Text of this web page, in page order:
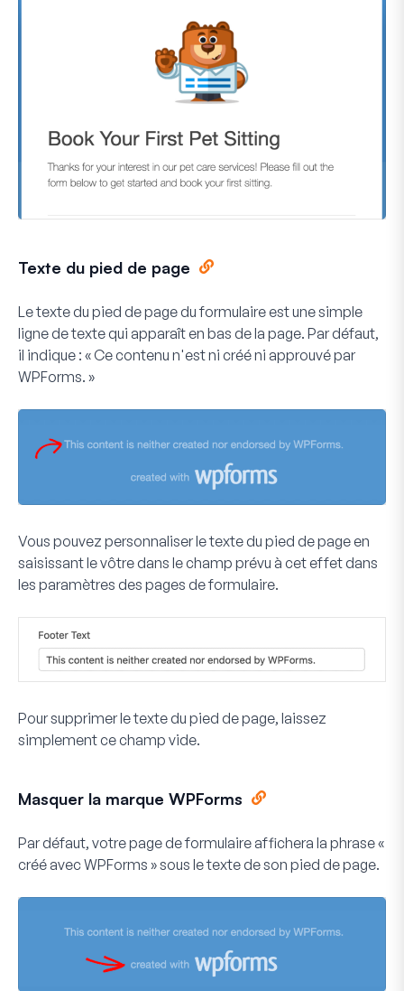
Texte du pied de page
Le texte du pied de page du formulaire est une simple
ligne de texte qui apparaît en bas de la page. Par défaut,
il indique : « Ce contenu n'est ni créé ni approuvé par
WPForms. »
Vous pouvez personnaliser le texte du pied de page en
saisissant le vôtre dans le champ prévu à cet effet dans
les paramètres des pages de formulaire.
Pour supprimer le texte du pied de page, laissez
simplement ce champ vide.
Masquer la marque WPForms
Par défaut, votre page de formulaire affichera la phrase «
créé avec WPForms » sous le texte de son pied de page.